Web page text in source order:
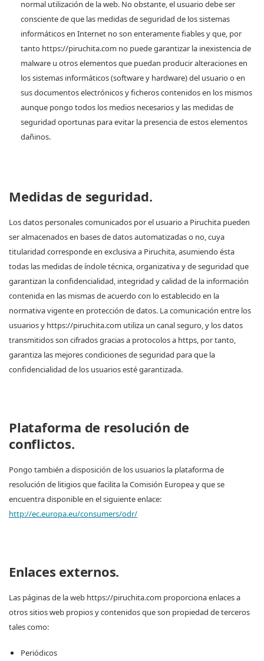
normal utilización de la web. No obstante, el usuario debe ser
consciente de que las medidas de seguridad de los sistemas
informáticos en Internet no son enteramente fiables y que, por
tanto https://piruchita.com no puede garantizar la inexistencia de
malware u otros elementos que puedan producir alteraciones en
los sistemas informáticos (software y hardware) del usuario o en
sus documentos electrónicos y ficheros contenidos en los mismos
aunque pongo todos los medios necesarios y las medidas de
seguridad oportunas para evitar la presencia de estos elementos
dañinos.
Medidas de seguridad.
Los datos personales comunicados por el usuario a Piruchita pueden
ser almacenados en bases de datos automatizadas o no, cuya
titularidad corresponde en exclusiva a Piruchita, asumiendo ésta
todas las medidas de índole técnica, organizativa y de seguridad que
garantizan la confidencialidad, integridad y calidad de la información
contenida en las mismas de acuerdo con lo establecido en la
normativa vigente en protección de datos. La comunicación entre los
usuarios y https://piruchita.com utiliza un canal seguro, y los datos
transmitidos son cifrados gracias a protocolos a https, por tanto,
garantiza las mejores condiciones de seguridad para que la
confidencialidad de los usuarios esté garantizada.
Plataforma de resolución de
conflictos.
Pongo también a disposición de los usuarios la plataforma de
resolución de litigios que facilita la Comisión Europea y que se
encuentra disponible en el siguiente enlace:
http://ec.europa.eu/consumers/odr/
Enlaces externos.
Las páginas de la web https://piruchita.com proporciona enlaces a
otros sitios web propios y contenidos que son propiedad de terceros
tales como:
Periódicos